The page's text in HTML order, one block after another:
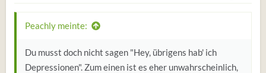
Peachly meinte:
Du musst doch nicht sagen "Hey, übrigens hab' ich
Depressionen". Zum einen ist es eher unwahrscheinlich,